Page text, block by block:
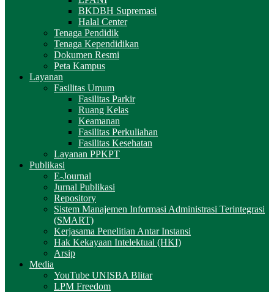
BKDBH Supremasi
Halal Center
Tenaga Pendidik
Tenaga Kependidikan
Dokumen Resmi
Peta Kampus
Layanan
Fasilitas Umum
Fasilitas Parkir
Ruang Kelas
Keamanan
Fasilitas Perkuliahan
Fasilitas Kesehatan
Layanan PPKPT
Publikasi
E-Journal
Jurnal Publikasi
Repository
Sistem Manajemen Informasi Administrasi Terintegrasi
(SMART)
Kerjasama Penelitian Antar Instansi
Hak Kekayaan Intelektual (HKI)
Arsip
Media
YouTube UNISBA Blitar
LPM Freedom